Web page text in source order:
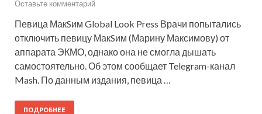
Оставьте комментарий
Певица МакSим Global Look Press Врачи попытались
отключить певицу МакSим (Марину Максимову) от
аппарата ЭКМО, однако она не смогла дышать
самостоятельно. Об этом сообщает Telegram-канал
Mash. По данным издания, певица …
ПОДРОБНЕЕ